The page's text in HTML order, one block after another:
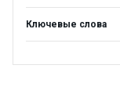
Ключевые слова